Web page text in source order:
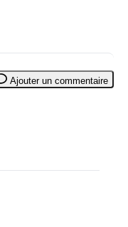
Ajouter un commentaire